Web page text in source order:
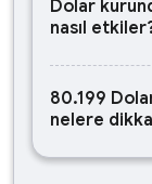
Dolar
nasıl
80.199
nelere